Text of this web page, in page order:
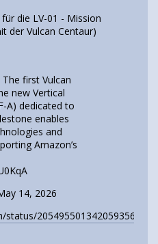
die LV-01 - Mission
der Vulcan Centaur)
first Vulcan
new Vertical
A) dedicated to
enables
and
Amazon’s
14, 2026
2054955013420593564